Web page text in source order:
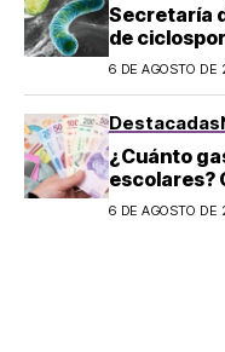
Secretaría
de
mantener la
6 DE AGOSTO DE
Destacadas
¿Cuánto
escolares?
por alumno
6 DE AGOSTO DE